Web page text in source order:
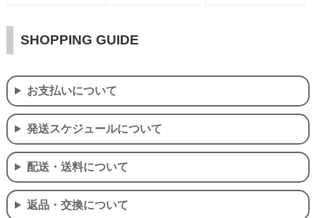
SHOPPING GUIDE
お支払いについて
発送スケジュールについて
配送・送料について
返品・交換について